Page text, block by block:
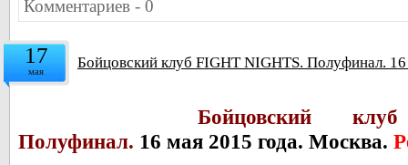
Комментариев - 0
17
мая Бойцовский клуб FIGHT NIGHTS. Полуфинал.
Бойцовский
Полуфинал. 16 мая 2015 года. Москва.